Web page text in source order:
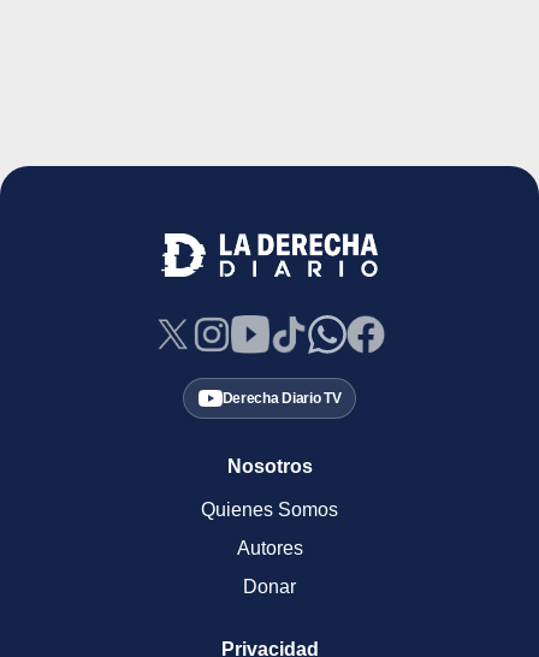
Derecha Diario TV
Nosotros
Quienes Somos
Autores
Donar
Privacidad